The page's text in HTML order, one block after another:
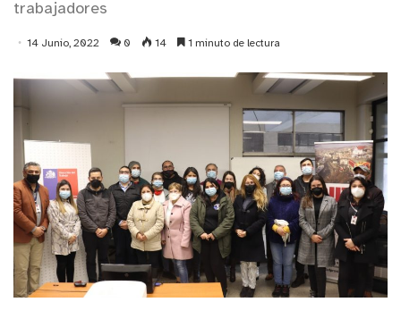
trabajadores
14 Junio, 2022 0 14 1 minuto de lectura